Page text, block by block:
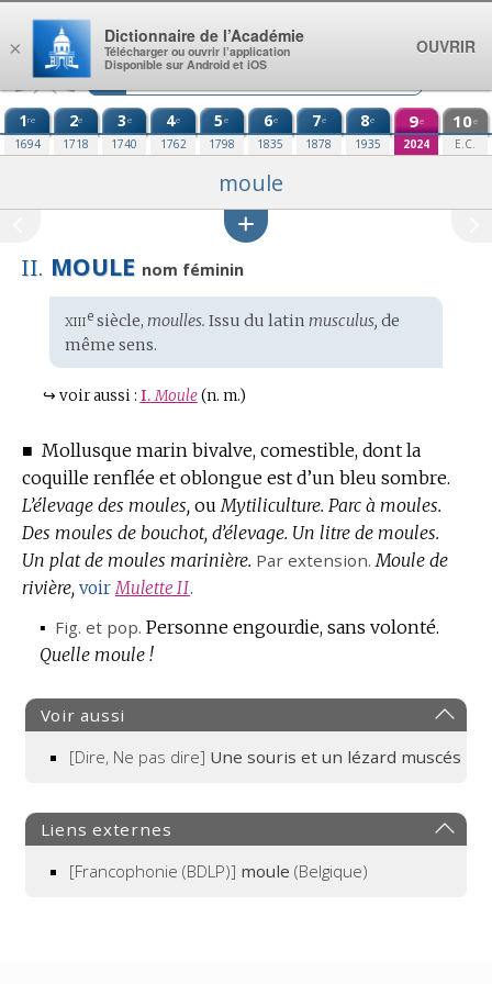
Aller au contenu
1re
1694
2e
1718
3e
1740
4e
1762
5e
1798
6e
1835
7e
1878
8e
1935
9e
2024
10e
E.C.
moule
II. MOULE nom féminin
Étymologie
:
xiiiesiècle, moulles. Issu du latin musculus, de
même sens.
↪ voir aussi : I.Moule (n. m.)
■ Mollusque marin bivalve, comestible, dont la
coquille renflée et oblongue est d’un bleu sombre.
L’élevage des moules, ouMytiliculture. Parc à moules.
Des moules de bouchot, d’élevage. Un litre de moules.
Un plat de moules marinière. Par extension. Moule de
rivière, voirMulette II.
▪ Fig. et pop. Personne engourdie, sans volonté.
Quelle moule !
Voir aussi
[Dire, Ne pas dire] Une souris et un lézard muscés
Liens externes
[Francophonie (BDLP)] moule (Belgique)
×
Dictionnaire de l’Académie
Télécharger ou ouvrir l’application
Disponible sur Android et iOS
OUVRIR